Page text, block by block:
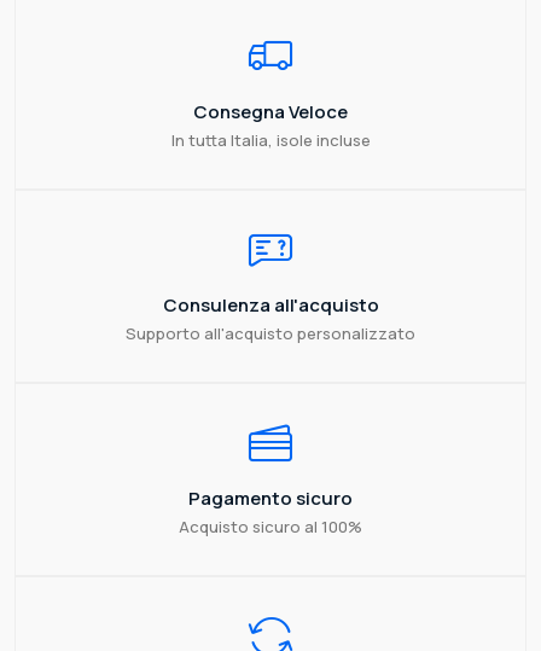
Consegna Veloce
In tutta Italia, isole incluse
Consulenza all'acquisto
Supporto all'acquisto personalizzato
Pagamento sicuro
Acquisto sicuro al 100%